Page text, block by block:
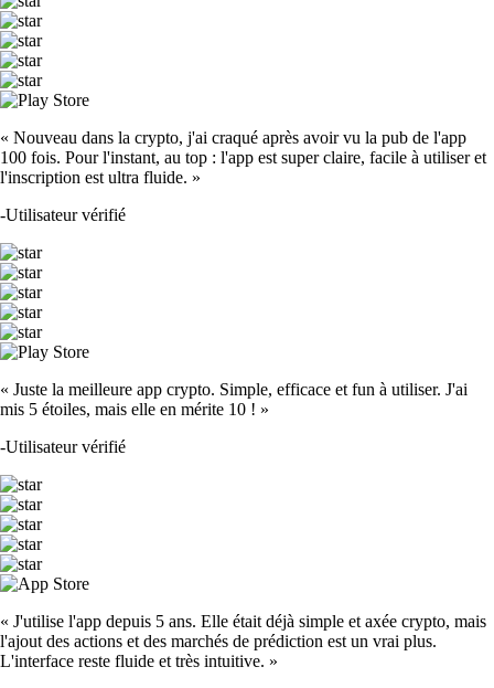
« Nouveau dans la crypto, j'ai craqué après avoir vu la pub de l'app
100 fois. Pour l'instant, au top : l'app est super claire, facile à utiliser et
l'inscription est ultra fluide. »
-Utilisateur vérifié
« Juste la meilleure app crypto. Simple, efficace et fun à utiliser. J'ai
mis 5 étoiles, mais elle en mérite 10 ! »
-Utilisateur vérifié
« J'utilise l'app depuis 5 ans. Elle était déjà simple et axée crypto, mais
l'ajout des actions et des marchés de prédiction est un vrai plus.
L'interface reste fluide et très intuitive. »